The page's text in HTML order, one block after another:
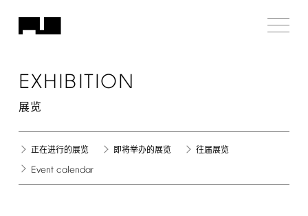
EXHIBITION
展览
正在进行的展览 即将举办的展览 往届展览
Event calendar